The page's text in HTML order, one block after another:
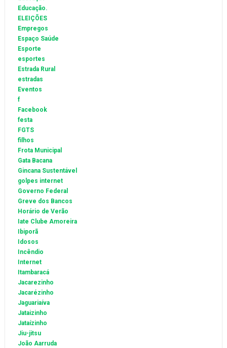
Educação.
ELEIÇÕES
Empregos
Espaço Saúde
Esporte
esportes
Estrada Rural
estradas
Eventos
f
Facebook
festa
FGTS
filhos
Frota Municipal
Gata Bacana
Gincana Sustentável
golpes internet
Governo Federal
Greve dos Bancos
Horário de Verão
Iate Clube Amoreira
Ibiporã
Idosos
Incêndio
Internet
Itambaracá
Jacarezinho
Jacarézinho
Jaguariaíva
Jataizinho
Jataízinho
Jiu-jitsu
João Aarruda